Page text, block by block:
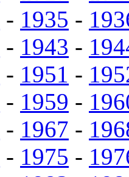
- 1935 -
- 1943 -
- 1951 -
- 1959 -
- 1967 -
- 1975 -